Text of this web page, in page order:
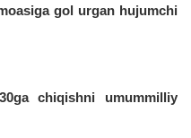
gol urgan hujumchi
chiqishni umummilliy